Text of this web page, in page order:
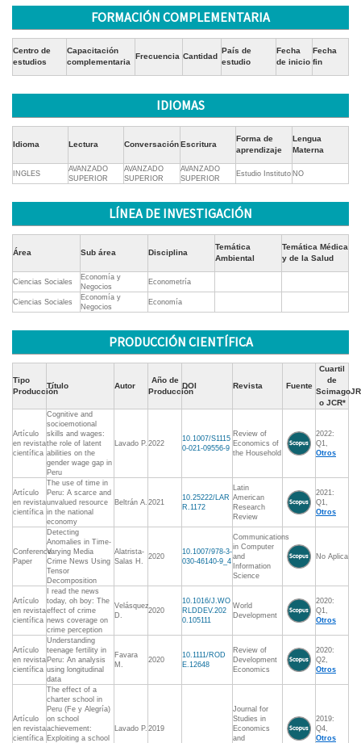
FORMACIÓN COMPLEMENTARIA
Centro de
estudios
Capacitación
complementaria
Frecuencia Cantidad
País de
estudio
Fecha
de inicio
Fecha
fin
IDIOMAS
Idioma Lectura ConversaciónEscritura
Forma de
aprendizaje
Lengua
Materna
INGLES
AVANZADO
SUPERIOR
AVANZADO
SUPERIOR
AVANZADO
SUPERIOR
Estudio Instituto NO
LÍNEA DE INVESTIGACIÓN
Área Sub área Disciplina
Temática
Ambiental
Temática Médica
y de la Salud
Ciencias Sociales
Economía y
Negocios
Econometría
Ciencias Sociales
Economía y
Negocios
Economía
PRODUCCIÓN CIENTÍFICA
Tipo
Producción
Título Autor
Año de
Producción
DOI Revista Fuente
Cuartil
de
ScimagoJR
o JCR*
Artículo
en revista
científica
Cognitive and
socioemotional
skills and wages:
the role of latent
abilities on the
gender wage gap in
Peru
Lavado P. 2022
10.1007/S1115
0-021-09556-9
Review of
Economics of
the Household
2022:
Q1,
Otros
Artículo
en revista
científica
The use of time in
Peru: A scarce and
unvalued resource
in the national
economy
Beltrán A. 2021
10.25222/LAR
R.1172
Latin
American
Research
Review
2021:
Q1,
Otros
Conference
Paper
Detecting
Anomalies in Time-
Varying Media
Crime News Using
Tensor
Decomposition
Alatrista-
Salas H.
2020
10.1007/978-3-
030-46140-9_4
Communications
in Computer
and
Information
Science
No Aplica
Artículo
en revista
científica
I read the news
today, oh boy: The
effect of crime
news coverage on
crime perception
Velásquez
D.
2020
10.1016/J.WO
RLDDEV.202
0.105111
World
Development
2020:
Q1,
Otros
Artículo
en revista
científica
Understanding
teenage fertility in
Peru: An analysis
using longitudinal
data
Favara
M.
2020
10.1111/ROD
E.12648
Review of
Development
Economics
2020:
Q2,
Otros
Artículo
en revista
científica
The effect of a
charter school in
Peru (Fe y Alegría)
on school
achievement:
Exploiting a school
Lavado P. 2019
Journal for
Studies in
Economics
and
2019:
Q4,
Otros